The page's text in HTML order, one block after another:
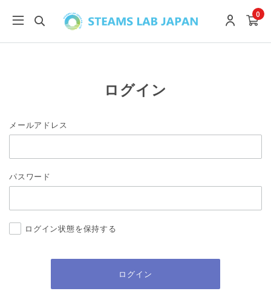
0
ログイン
メールアドレス
パスワード
ログイン状態を保持する